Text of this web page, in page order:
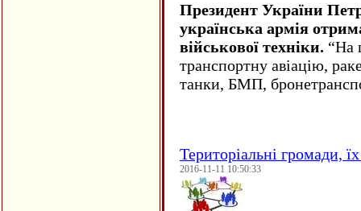
Президент України
українська армія
військової техніки. “На
транспортну авіацію,
танки, БМП,
Територіальні громади,
2016-11-11 10:50:33